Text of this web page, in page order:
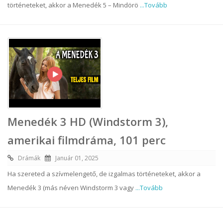
történeteket, akkor a Menedék 5 – Mindörö ...Tovább
Menedék 3 HD (Windstorm 3),
amerikai filmdráma, 101 perc
Drámák Január 01, 2025
Ha szereted a szívmelengető, de izgalmas történeteket, akkor a
Menedék 3 (más néven Windstorm 3 vagy ...Tovább